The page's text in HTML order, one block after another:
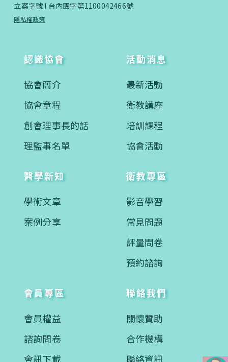
立案字號 I 台內團字第1100042466號
隱私權政策
認識協會
協會簡介
協會章程
創會理事長的話
理監事名單
活動消息
最新活動
衛教講座
培訓課程
協會活動
醫學新知
學術文章
案例分享
衛教專區
影音學習
常見問題
評量問卷
預約諮詢
會員專區
會員權益
諮詢問卷
會訊下載
聯絡我們
關懷贊助
合作機構
聯絡資訊